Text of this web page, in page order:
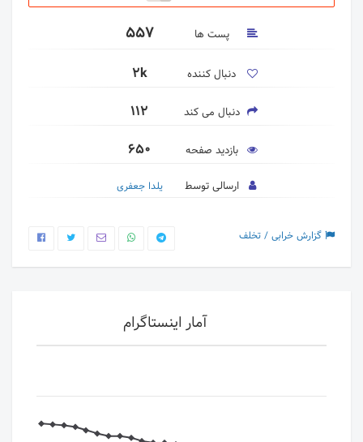
پست ها 557
دنبال کننده 2k
دنبال می کند 112
بازدید صفحه 650
ارسالی توسط یلدا جعفری
گزارش خرابی / تخلف
آمار اینستاگرام